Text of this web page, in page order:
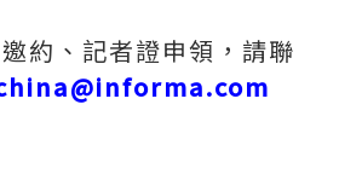
約、記者證申領，請聯